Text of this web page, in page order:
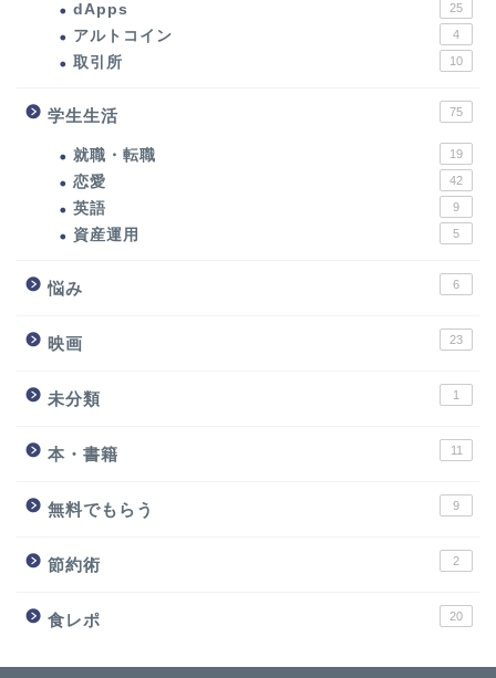
dApps 25
アルトコイン 4
取引所 10
学生生活 75
就職・転職 19
恋愛 42
英語 9
資産運用 5
悩み 6
映画 23
未分類 1
本・書籍 11
無料でもらう 9
節約術 2
食レポ 20